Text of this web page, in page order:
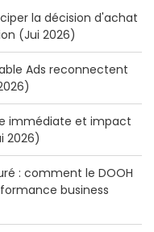
la décision d'achat
(Jui 2026)
Ads reconnectent
immédiate et impact
2026)
: comment le DOOH
business